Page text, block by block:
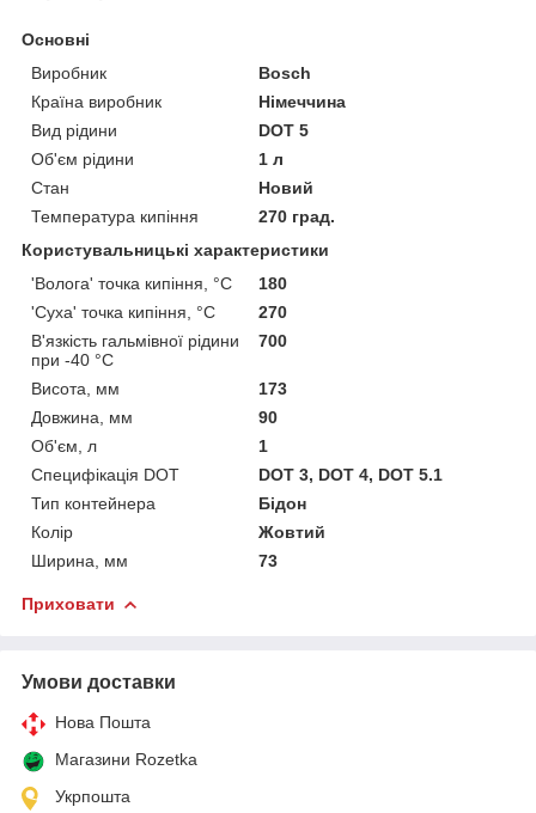
Основні
Виробник
Bosch
Країна виробник
Німеччина
Вид рідини
DOT 5
Об'єм рідини
1 л
Стан
Новий
Температура кипіння
270 град.
Користувальницькі характеристики
'Волога' точка кипіння, °C
180
'Суха' точка кипіння, °C
270
В'язкість гальмівної рідини
при -40 °C
700
Висота, мм
173
Довжина, мм
90
Об'єм, л
1
Специфікація DOT
DOT 3, DOT 4, DOT 5.1
Тип контейнера
Бідон
Колір
Жовтий
Ширина, мм
73
Приховати
Умови доставки
Нова Пошта
Магазини Rozetka
Укрпошта